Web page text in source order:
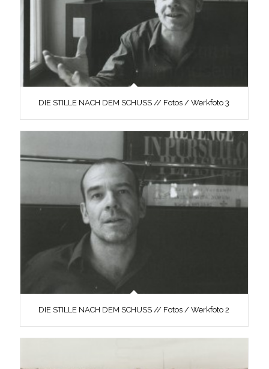
DIE STILLE NACH DEM SCHUSS // Fotos / Werkfoto 3
DIE STILLE NACH DEM SCHUSS // Fotos / Werkfoto 2